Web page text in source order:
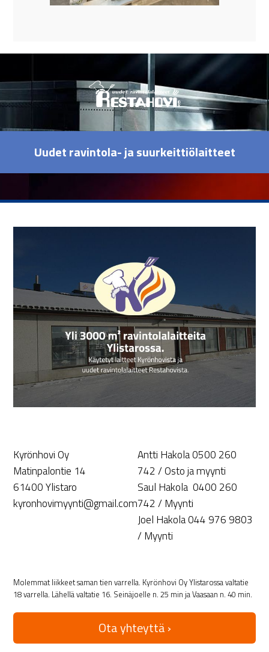
Uudet ravintola- ja suurkeittiölaitteet
Kyrönhovi Oy
Matinpalontie 14
61400 Ylistaro
kyronhovimyynti@gmail.com
Antti Hakola 0500 260
742 / Osto ja myynti
Saul Hakola 0400 260
742 / Myynti
Joel Hakola 044 976 9803
/ Myynti
Molemmat liikkeet saman tien varrella. Kyrönhovi Oy Ylistarossa valtatie
18 varrella. Lähellä valtatie 16. Seinäjoelle n. 25 min ja Vaasaan n. 40 min.
Ota yhteyttä ›